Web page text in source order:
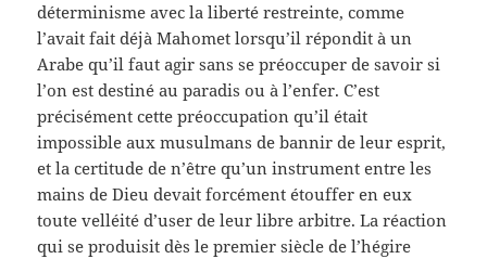
déterminisme avec la liberté restreinte, comme
l’avait fait déjà Mahomet lorsqu’il répondit à un
Arabe qu’il faut agir sans se préoccuper de savoir si
l’on est destiné au paradis ou à l’enfer. C’est
précisément cette préoccupation qu’il était
impossible aux musulmans de bannir de leur esprit,
et la certitude de n’être qu’un instrument entre les
mains de Dieu devait forcément étouffer en eux
toute velléité d’user de leur libre arbitre. La réaction
qui se produisit dès le premier siècle de l’hégire